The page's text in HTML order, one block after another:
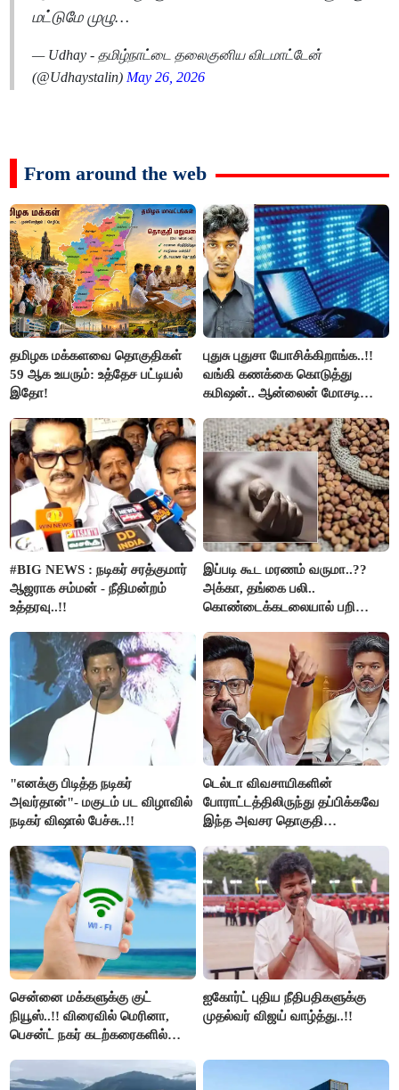
மட்டுமே முழு…
— Udhay - தமிழ்நாட்டை தலைகுனிய விடமாட்டேன்
(@Udhaystalin) May 26, 2026
From around the web
தமிழக மக்களவை தொகுதிகள்
59 ஆக உயரும்: உத்தேச பட்டியல்
இதோ!
புதுசு புதுசா யோசிக்கிறாங்க..!!
வங்கி கணக்கை கொடுத்து
கமிஷன்.. ஆன்லைன் மோசடி
கைது..!!
#BIG NEWS : நடிகர் சரத்குமார்
ஆஜராக சம்மன் - நீதிமன்றம்
உத்தரவு..!!
இப்படி கூட மரணம் வருமா..??
அக்கா, தங்கை பலி..
கொண்டைக்கடலையால் பறிபோன
"எனக்கு பிடித்த நடிகர்
அவர்தான்"- மகுடம் பட விழாவில்
நடிகர் விஷால் பேச்சு..!!
டெல்டா விவசாயிகளின்
போராட்டத்திலிருந்து தப்பிக்கவே
இந்த அவசர தொகுதி
அரங்கேற்றுகிறார் முதலமைச்சர் -
திமுக ஐடி விங்..!!
சென்னை மக்களுக்கு குட்
நியூஸ்..!! விரைவில் மெரினா,
பெசன்ட் நகர் கடற்கரைகளில்
ஐகோர்ட் புதிய நீதிபதிகளுக்கு
முதல்வர் விஜய் வாழ்த்து..!!